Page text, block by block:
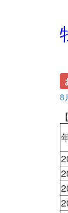
8